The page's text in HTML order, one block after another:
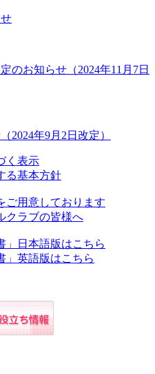
のお知らせ（2024年11月7日
2024年9月2日改定）
く表示
る基本方針
ご用意しております
クラブの皆様へ
」日本語版はこちら
」英語版はこちら